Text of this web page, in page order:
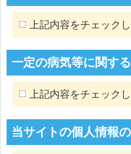
上記内容をチェック
一定の病気等に関す
上記内容をチェック
当サイトの個人情報